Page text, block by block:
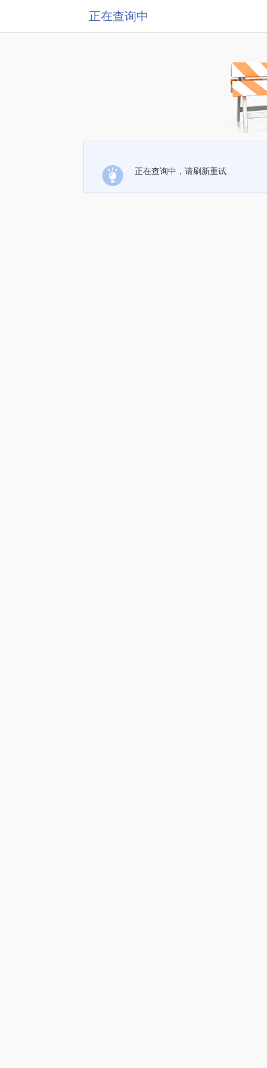
正在查询中
正在查询中，请刷新重试